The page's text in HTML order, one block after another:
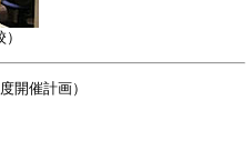
開催計画）